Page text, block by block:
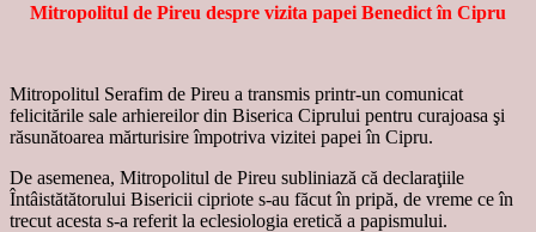
Mitropolitul de Pireu despre vizita papei Benedict în Cipru
Mitropolitul Serafim de Pireu a transmis printr-un comunicat
felicitările sale arhiereilor din Biserica Ciprului pentru curajoasa şi
răsunătoarea mărturisire împotriva vizitei papei în Cipru.
De asemenea, Mitropolitul de Pireu subliniază că declaraţiile
Întâistătătorului Bisericii cipriote s-au făcut în pripă, de vreme ce în
trecut acesta s-a referit la eclesiologia eretică a papismului.